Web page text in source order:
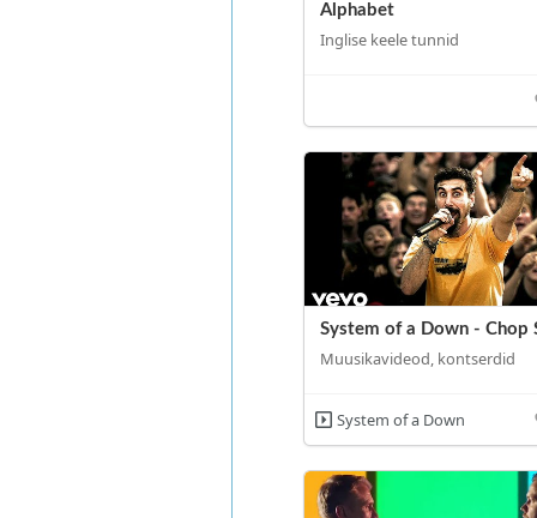
Alphabet
Inglise keele tunnid
System of a Down - Chop
Muusikavideod, kontserdid
System of a Down